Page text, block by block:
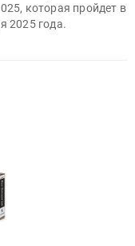
которая пройдет в
2025 года.